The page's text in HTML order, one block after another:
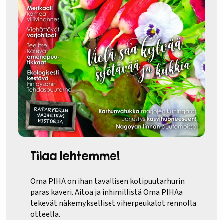
Tilaa lehtemme!
Oma PIHA on ihan tavallisen kotipuutarhurin
paras kaveri. Aitoa ja inhimillistä Oma PIHAa
tekevät näkemykselliset viherpeukalot rennolla
otteella.